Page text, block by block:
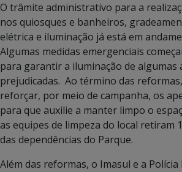
O trâmite administrativo para a
nos quiosques e banheiros,
elétrica e iluminação já está em
Algumas medidas emergenciais
para garantir a iluminação de algumas
prejudicadas. Ao término das
reforçar, por meio de campanha, os
para que auxilie a manter limpo o
as equipes de limpeza do local retiram
das dependências do Parque.
Além das reformas, o Imasul e a